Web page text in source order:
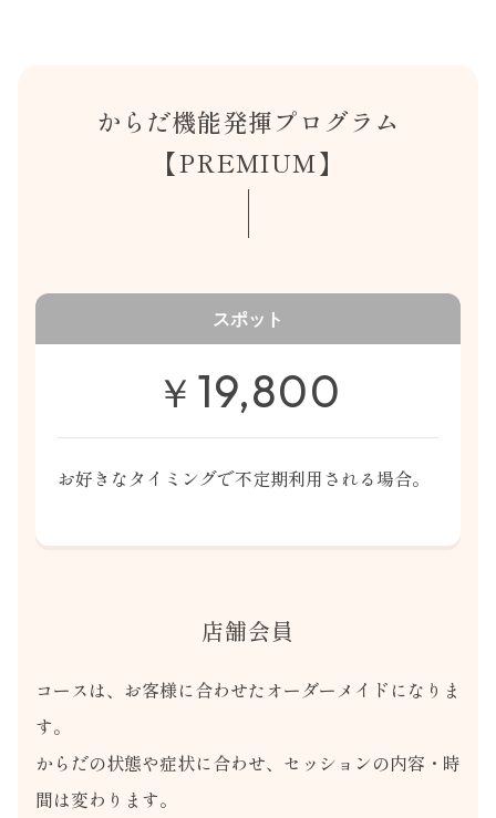
からだ機能発揮プログラム
【PREMIUM】
スポット
￥ 19,800
お好きなタイミングで不定期利用される場合。
店舗会員
コースは、お客様に合わせたオーダーメイドになりま
す。
からだの状態や症状に合わせ、セッションの内容・時
間は変わります。